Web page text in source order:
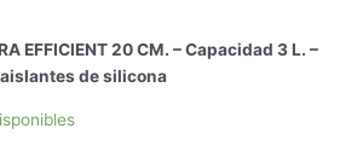
EFFICIENT 20 CM. – Capacidad 3 L. –
de silicona